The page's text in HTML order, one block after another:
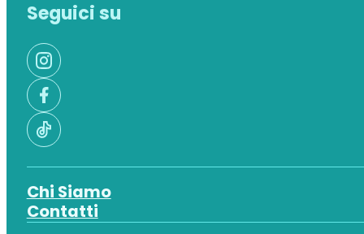
Seguici su
Chi Siamo
Contatti